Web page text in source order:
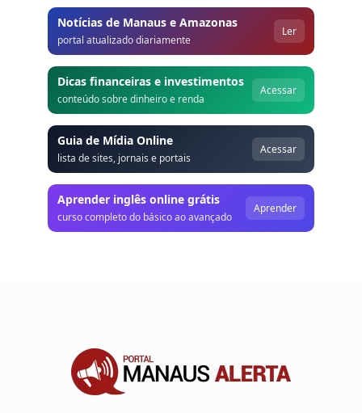
Notícias de Manaus e Amazonas
portal atualizado diariamente
Ler
Dicas financeiras e investimentos
conteúdo sobre dinheiro e renda
Acessar
Guia de Mídia Online
lista de sites, jornais e portais
Acessar
Aprender inglês online grátis
curso completo do básico ao avançado
Aprender